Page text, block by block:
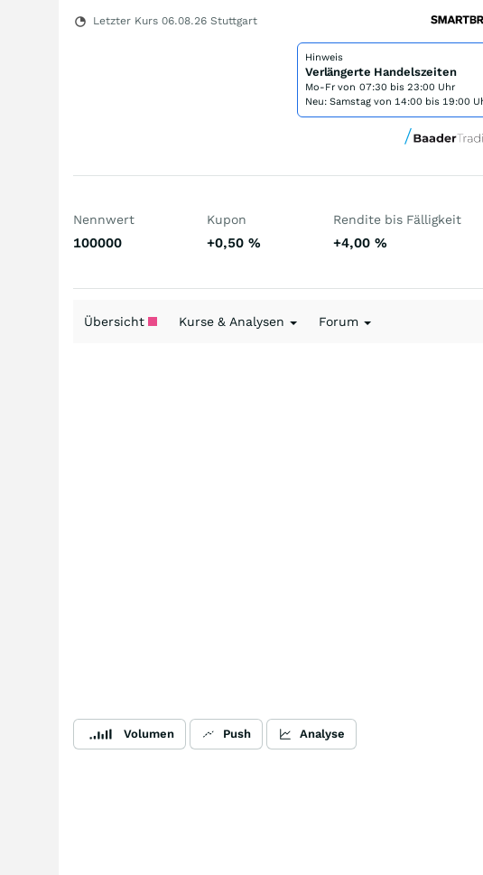
Letzter Kurs 06.08.26 Stuttgart
Hinweis
Verlängerte Handelszeiten
Mo-Fr von 07:30 bis 23:00 Uhr
Neu: Samstag von 14:00 bis 19:00
Nennwert
100000
Kupon
+0,50%
Rendite bis Fälligkeit
+4,00%
Übersicht Kurse & Analysen Forum
Volumen Push Analyse